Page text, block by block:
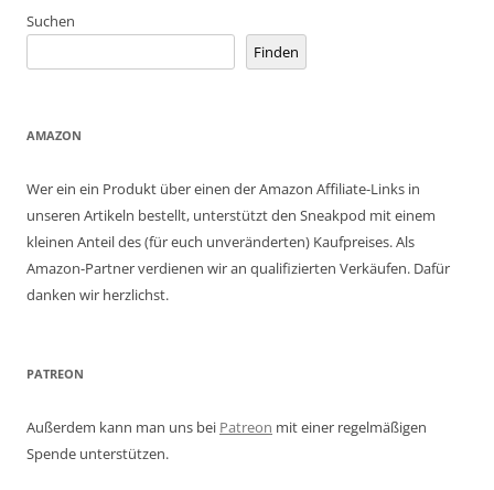
Suchen
Finden
AMAZON
Wer ein ein Produkt über einen der Amazon Affiliate-Links in
unseren Artikeln bestellt, unterstützt den Sneakpod mit einem
kleinen Anteil des (für euch unveränderten) Kaufpreises. Als
Amazon-Partner verdienen wir an qualifizierten Verkäufen. Dafür
danken wir herzlichst.
PATREON
Außerdem kann man uns bei Patreon mit einer regelmäßigen
Spende unterstützen.